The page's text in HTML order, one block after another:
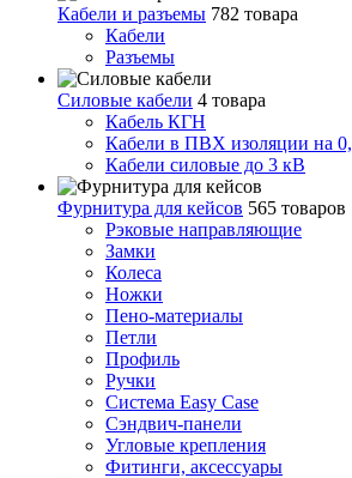
Кабели и разъемы 782 товара
Кабели
Разъемы
Силовые кабели 4 товара
Кабель КГН
Кабели в ПВХ изоляции на
Кабели силовые до 3 кВ
Фурнитура для кейсов 565 товаров
Рэковые направляющие
Замки
Колеса
Ножки
Пено-материалы
Петли
Профиль
Ручки
Система Easy Case
Сэндвич-панели
Угловые крепления
Фитинги, аксессуары